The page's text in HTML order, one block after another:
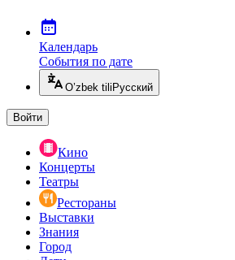
Календарь
События по дате
O’zbek tili Русский
Войти
Кино
Концерты
Театры
Рестораны
Выставки
Знания
Город